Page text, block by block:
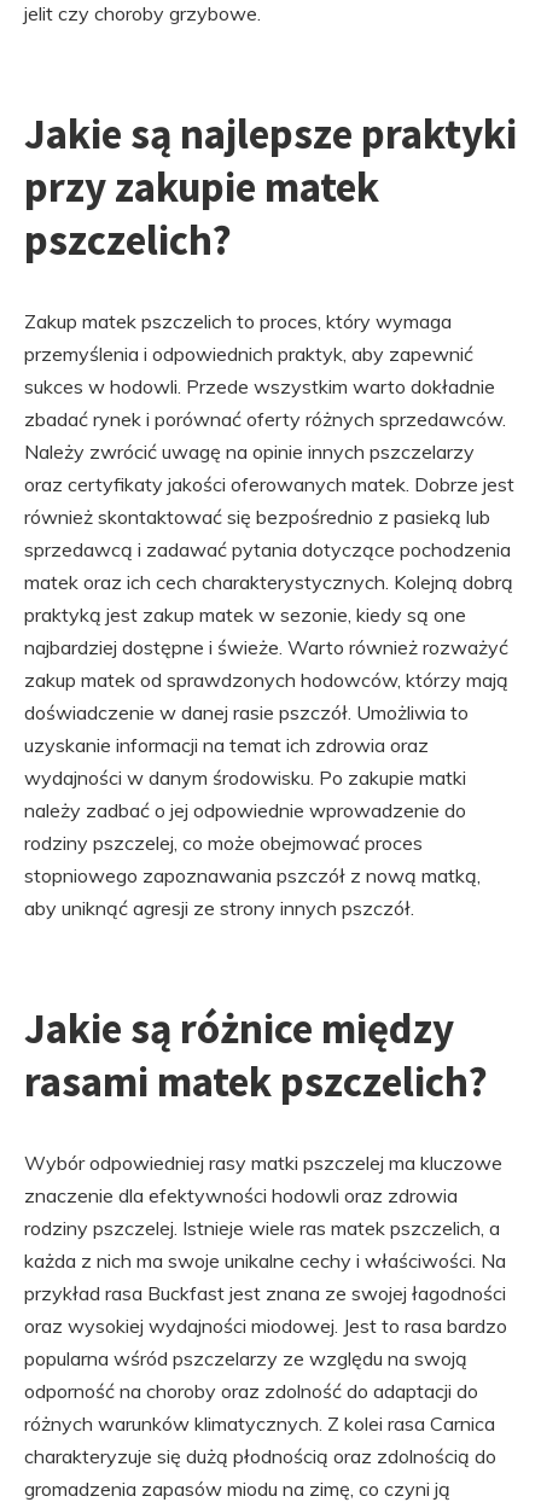
jelit czy choroby grzybowe.
Jakie są najlepsze praktyki
przy zakupie matek
pszczelich?
Zakup matek pszczelich to proces, który wymaga
przemyślenia i odpowiednich praktyk, aby zapewnić
sukces w hodowli. Przede wszystkim warto dokładnie
zbadać rynek i porównać oferty różnych sprzedawców.
Należy zwrócić uwagę na opinie innych pszczelarzy
oraz certyfikaty jakości oferowanych matek. Dobrze jest
również skontaktować się bezpośrednio z pasieką lub
sprzedawcą i zadawać pytania dotyczące pochodzenia
matek oraz ich cech charakterystycznych. Kolejną dobrą
praktyką jest zakup matek w sezonie, kiedy są one
najbardziej dostępne i świeże. Warto również rozważyć
zakup matek od sprawdzonych hodowców, którzy mają
doświadczenie w danej rasie pszczół. Umożliwia to
uzyskanie informacji na temat ich zdrowia oraz
wydajności w danym środowisku. Po zakupie matki
należy zadbać o jej odpowiednie wprowadzenie do
rodziny pszczelej, co może obejmować proces
stopniowego zapoznawania pszczół z nową matką,
aby uniknąć agresji ze strony innych pszczół.
Jakie są różnice między
rasami matek pszczelich?
Wybór odpowiedniej rasy matki pszczelej ma kluczowe
znaczenie dla efektywności hodowli oraz zdrowia
rodziny pszczelej. Istnieje wiele ras matek pszczelich, a
każda z nich ma swoje unikalne cechy i właściwości. Na
przykład rasa Buckfast jest znana ze swojej łagodności
oraz wysokiej wydajności miodowej. Jest to rasa bardzo
popularna wśród pszczelarzy ze względu na swoją
odporność na choroby oraz zdolność do adaptacji do
różnych warunków klimatycznych. Z kolei rasa Carnica
charakteryzuje się dużą płodnością oraz zdolnością do
gromadzenia zapasów miodu na zimę, co czyni ją